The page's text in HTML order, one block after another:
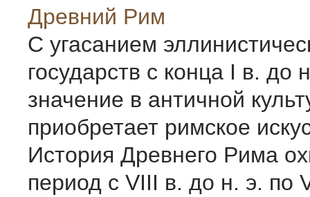
Древний Рим
С угасанием
государств с конца I в. до
значение в античной
приобрета­ет римское
История Древнего Рима
период с VIII в. до н. э. по